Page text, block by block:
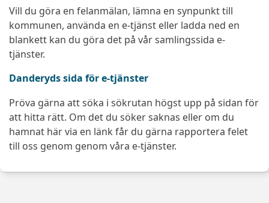
Vill du göra en felanmälan, lämna en synpunkt till
kommunen, använda en e-tjänst eller ladda ned en
blankett kan du göra det på vår samlingssida e-
tjänster.
Danderyds sida för e-tjänster
Pröva gärna att söka i sökrutan högst upp på sidan för
att hitta rätt. Om det du söker saknas eller om du
hamnat här via en länk får du gärna rapportera felet
till oss genom genom våra e-tjänster.